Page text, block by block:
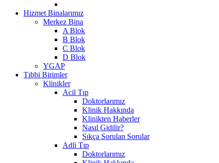
Hizmet Binalarımız
Merkez Bina
A Blok
B Blok
C Blok
D Blok
YGAP
Tıbbi Birimler
Klinikler
Acil Tıp
Doktorlarımız
Klinik Hakkında
Klinikten Haberler
Nasıl Gidilir?
Sıkça Sorulan Sorular
Adli Tıp
Doktorlarımız